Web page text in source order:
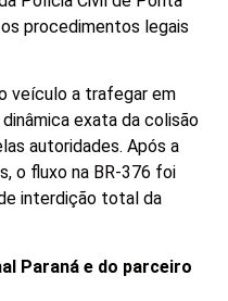
procedimentos legais
veículo a trafegar em
exata da colisão
autoridades. Após a
o fluxo na BR-376 foi
interdição total da
Paraná e do parceiro